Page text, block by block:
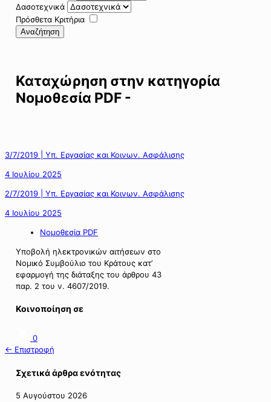
Δασοτεχνικά
Πρόσθετα Κριτήρια
Αναζήτηση
Καταχώρηση στην κατηγορία
Νομοθεσία PDF -
3/7/2019 | Υπ. Εργασίας και Κοινων. Ασφάλισης
4 Ιουλίου 2025
2/7/2019 | Υπ. Εργασίας και Κοινων. Ασφάλισης
4 Ιουλίου 2025
Νομοθεσία PDF
Υποβολή ηλεκτρονικών αιτήσεων στο
Νομικό Συμβούλιο του Κράτους κατ’
εφαρμογή της διάταξης του άρθρου 43
παρ. 2 του ν. 4607/2019.
Κοινοποίηση σε
0
← Επιστροφή
Σχετικά άρθρα ενότητας
5 Αυγούστου 2026